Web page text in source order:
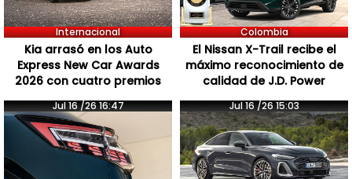
Internacional
Kia arrasó en los Auto
Express New Car Awards
2026 con cuatro premios
Colombia
El Nissan X-Trail recibe el
máximo reconocimiento de
calidad de J.D. Power
Jul 16 /26 16:47 Jul 16 /26 15:03